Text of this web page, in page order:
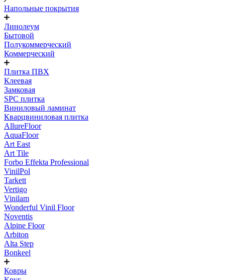
Напольные покрытия
Линолеум
Бытовой
Полукоммерческий
Коммерческий
Плитка ПВХ
Клеевая
Замковая
SPC плитка
Виниловый ламинат
Кварцвиниловая плитка
AllureFloor
AquaFloor
Art East
Art Tile
Forbo Effekta Professional
VinilPol
Tarkett
Vertigo
Vinilam
Wonderful Vinil Floor
Noventis
Alpine Floor
Arbiton
Alta Step
Bonkeel
Ковры